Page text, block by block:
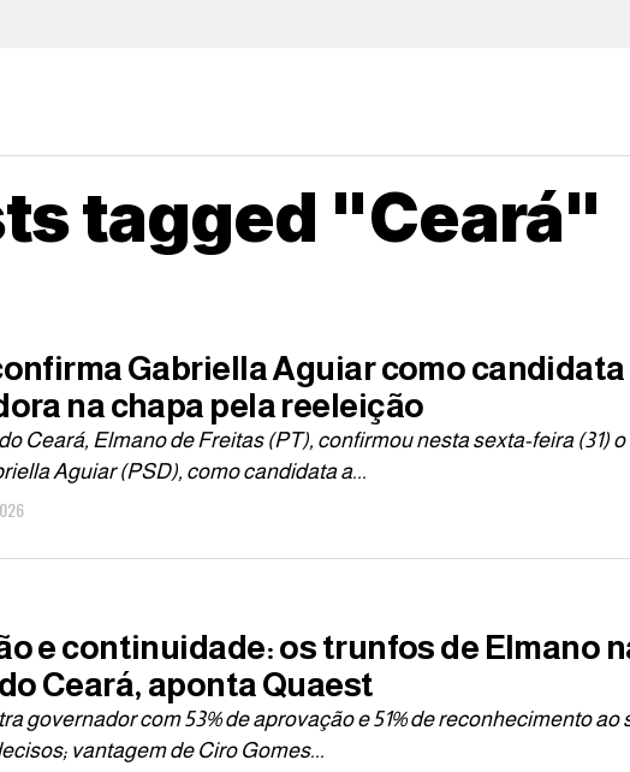
tagged "Ceará"
Gabriella Aguiar como candidata
na chapa pela reeleição
Ceará, Elmano de Freitas (PT), confirmou nesta sexta-feira (31)
Aguiar (PSD), como candidata a...
e continuidade: os trunfos de Elmano
Ceará, aponta Quaest
governador com 53% de aprovação e 51% de reconhecimento
vantagem de Ciro Gomes...